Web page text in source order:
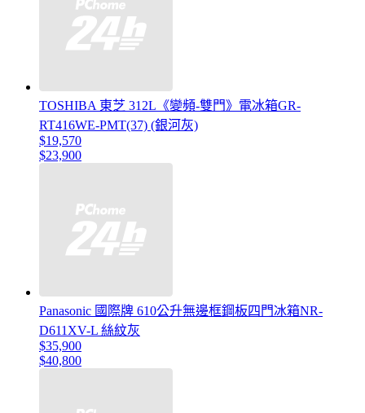
TOSHIBA 東芝 312L《變頻-雙門》電冰箱GR-
RT416WE-PMT(37) (銀河灰)
$19,570
$23,900
Panasonic 國際牌 610公升無邊框鋼板四門冰箱NR-
D611XV-L 絲紋灰
$35,900
$40,800